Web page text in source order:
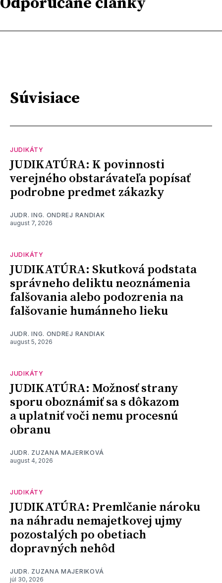
Súvisiace
JUDIKÁTY
JUDIKATÚRA: K povinnosti
verejného obstarávateľa popísať
podrobne predmet zákazky
JUDR. ING. ONDREJ RANDIAK
august 7, 2026
JUDIKÁTY
JUDIKATÚRA: Skutková podstata
správneho deliktu neoznámenia
falšovania alebo podozrenia na
falšovanie humánneho lieku
JUDR. ING. ONDREJ RANDIAK
august 5, 2026
JUDIKÁTY
JUDIKATÚRA: Možnosť strany
sporu oboznámiť sa s dôkazom
a uplatniť voči nemu procesnú
obranu
JUDR. ZUZANA MAJERIKOVÁ
august 4, 2026
JUDIKÁTY
JUDIKATÚRA: Premlčanie nároku
na náhradu nemajetkovej ujmy
pozostalých po obetiach
dopravných nehôd
JUDR. ZUZANA MAJERIKOVÁ
júl 30, 2026